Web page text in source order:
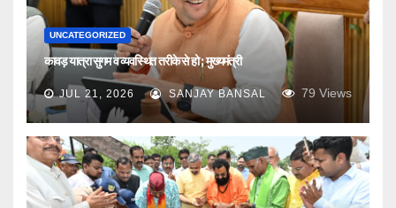
UNCATEGORIZED
कावड़ यात्रा सुगम व व्यवस्थित तरीके से हो ; मुख्यमंत्री
JUL 21, 2026 SANJAY BANSAL 79 Views